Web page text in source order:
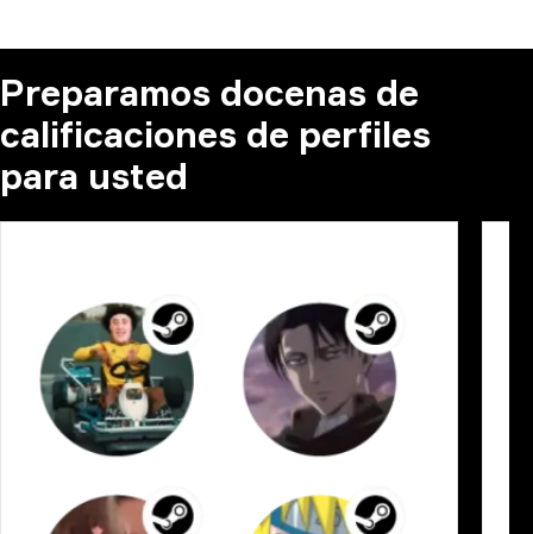
Preparamos docenas de
calificaciones de perfiles
para usted